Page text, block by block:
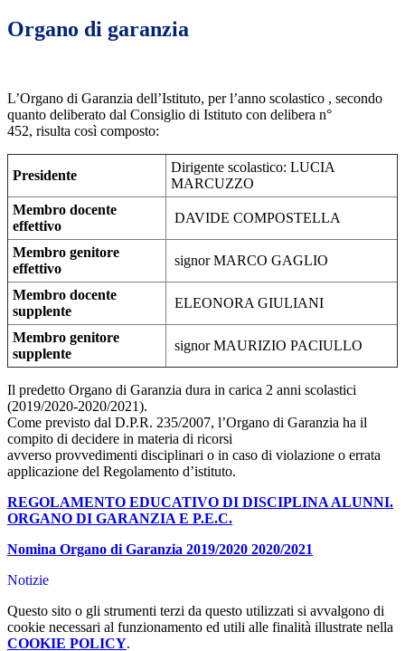
Organo di garanzia
L’Organo di Garanzia dell’Istituto, per l’anno scolastico , secondo
quanto deliberato dal Consiglio di Istituto con delibera n°
452, risulta così composto:
Presidente
Dirigente scolastico: LUCIA
MARCUZZO
Membro docente
effettivo
DAVIDE COMPOSTELLA
Membro genitore
effettivo
signor MARCO GAGLIO
Membro docente
supplente
ELEONORA GIULIANI
Membro genitore
supplente
signor MAURIZIO PACIULLO
Il predetto Organo di Garanzia dura in carica 2 anni scolastici
(2019/2020-2020/2021).
Come previsto dal D.P.R. 235/2007, l’Organo di Garanzia ha il
compito di decidere in materia di ricorsi
avverso provvedimenti disciplinari o in caso di violazione o errata
applicazione del Regolamento d’istituto.
REGOLAMENTO EDUCATIVO DI DISCIPLINA ALUNNI.
ORGANO DI GARANZIA E P.E.C.
Nomina Organo di Garanzia 2019/2020 2020/2021
Notizie
Questo sito o gli strumenti terzi da questo utilizzati si avvalgono di
cookie necessari al funzionamento ed utili alle finalità illustrate nella
COOKIE POLICY.